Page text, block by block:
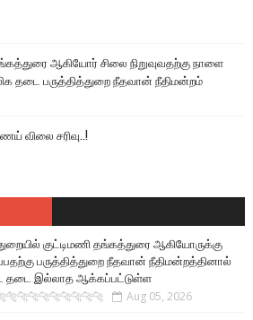
ஆகியோர் சிலை நிறுவுவதற்கு நாளை
தடை பருத்தித்துறை நீதவான் நீதிமன்றம்
விலை சரிவு..!
குட்டிமணி தங்கத்துரை ஆகியோருக்கு
பருத்தித்துறை நீதவான் நீதிமன்றத்தினால்
தடை இல்லாத ஆக்கப்பட்டுள்ள
Aug 05, 2026